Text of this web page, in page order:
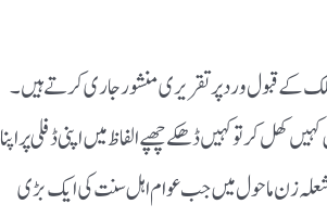
قبول و رد پر تقریری منشور جاری کرتے ہیں۔
کھل کر تو کہیں ڈھکے چھپے الفاظ میں اپنی ڈفلی پر اپنا
زن ماحول میں جب عوام اہل سنت کی ایک بڑی